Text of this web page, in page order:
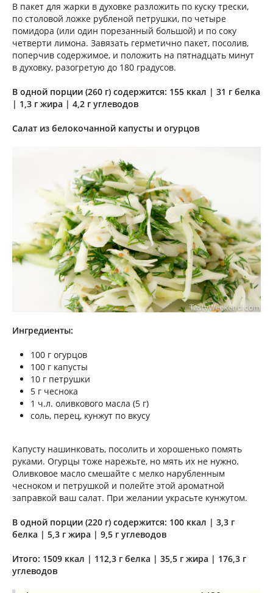
В пакет для жарки в духовке разложить по куску трески,
по столовой ­лож­ке рубленой петрушки, по четыре
помидора (или один порезанный большой) и по соку
четверти лимона. Завязать герметично пакет, ­по­солив,
поперчив содержимое, и положить на пятнадцать минут
в духовку, разогретую до 180 гра­дусов.
В одной порции (260 г) содержится: 155 ккал | 31 г белка
| 1,3 г жира | 4,2 г углеводов
Салат из белокочанной капусты и огурцов
Ингредиенты:
100 г огурцов
100 г капусты
10 г петрушки
5 г чеснока
1 ч.л. оливкового масла (5 г)
соль, перец, кунжут по вкусу
Капусту нашинковать, посолить и хорошенько помять
руками. Огурцы тоже нарежьте, но мять их не нужно.
Оливковое масло смешайте с мелко нарубленным
чесноком и петрушкой и полейте этой ароматной
заправкой ваш салат. При желании украсьте кунжутом.
В одной порции (220 г) содержится: 100 ккал | 3,3 г
белка | 5,3 г жира | 9,5 г углеводов
Итого: 1509 ккал | 112,3 г белка | 35,5 г жира | 176,3 г
углеводов